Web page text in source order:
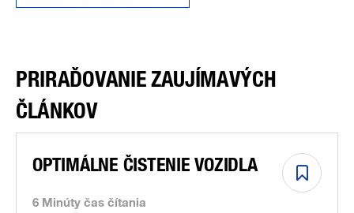
PRIRAĎOVANIE ZAUJÍMAVÝCH
ČLÁNKOV
6 Minúty čas čítania
OPTIMÁLNE ČISTENIE VOZIDLA